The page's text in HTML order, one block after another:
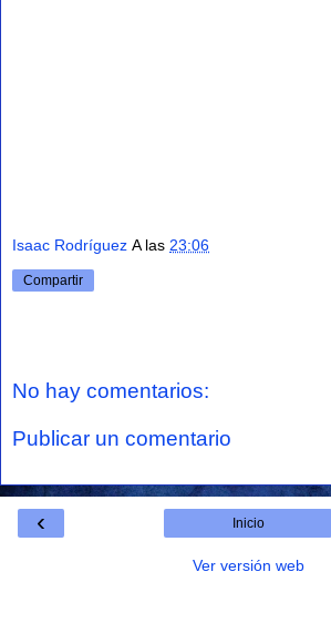
Isaac Rodríguez A las 23:06
Compartir
No hay comentarios:
Publicar un comentario
‹ Inicio
Ver versión web